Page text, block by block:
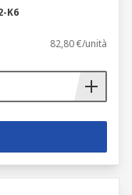
K6
82,80 €/unità